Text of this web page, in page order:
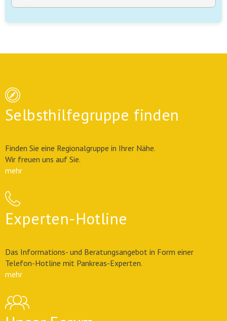
Selbsthilfegruppe finden
Finden Sie eine Regionalgruppe in Ihrer Nähe.
Wir freuen uns auf Sie.
mehr
Experten-Hotline
Das Informations- und Beratungsangebot in Form einer
Telefon-Hotline mit Pankreas-Experten.
mehr